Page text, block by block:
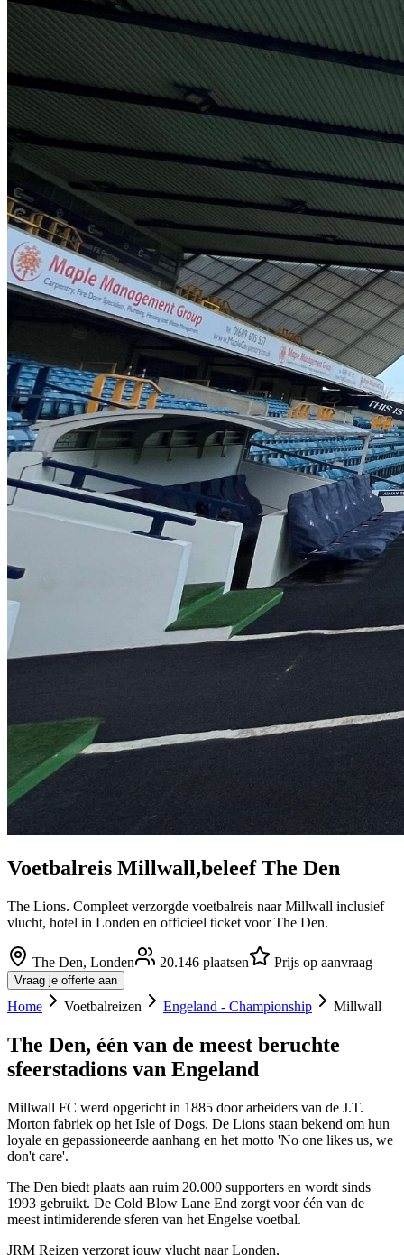
Voetbalreis Millwall,beleefThe Den
The Lions. Compleet verzorgde voetbalreis naar Millwall inclusief
vlucht, hotel in Londen en officieel ticket voor The Den.
The Den, Londen 20.146 plaatsen Prijs op aanvraag
Vraag je offerte aan
Home Voetbalreizen Engeland - Championship Millwall
The Den, één van de meest beruchte
sfeerstadions van Engeland
Millwall FC werd opgericht in 1885 door arbeiders van de J.T.
Morton fabriek op het Isle of Dogs. De Lions staan bekend om hun
loyale en gepassioneerde aanhang en het motto 'No one likes us, we
don't care'.
The Den biedt plaats aan ruim 20.000 supporters en wordt sinds
1993 gebruikt. De Cold Blow Lane End zorgt voor één van de
meest intimiderende sferen van het Engelse voetbal.
JRM Reizen verzorgt jouw vlucht naar Londen,